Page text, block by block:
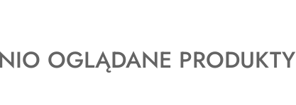
OGLĄDANE PRODUKTY